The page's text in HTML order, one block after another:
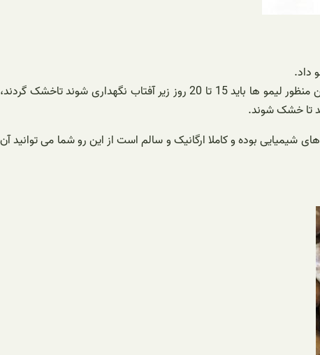
داد.
خشک کردن لیمو ها: برای خشک کردن لیمو راه های متفاوتی وجود دارد. یکی از این روش ها خشک کردن آن ها زیر آفتاب است و برای این منظور لیمو ‌ها باید 15 تا 20 روز زیر آفتاب نگهداری شوند تاخشک گردند،
شیمیایی بوده و کاملا ارگانیک و سالم است از این رو شما می توانید آن